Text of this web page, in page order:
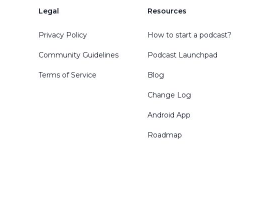
Legal
Privacy Policy
Community Guidelines
Terms of Service
Resources
How to start a podcast?
Podcast Launchpad
Blog
Change Log
Android App
Roadmap